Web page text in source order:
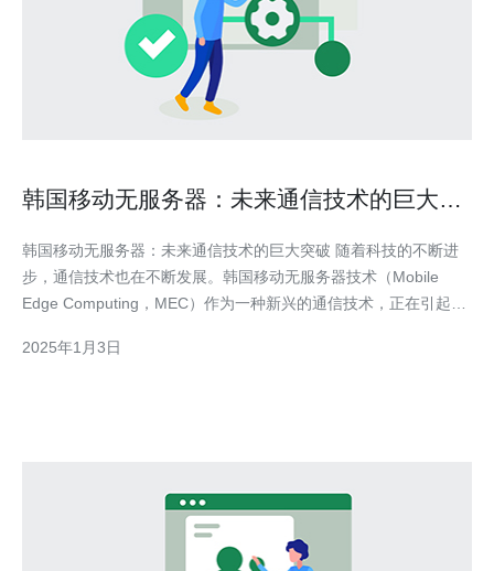
韩国移动无服务器：未来通信技术的巨大突
韩国移动无服务器：未来通信技术的巨大突破 随着科技的不断进
步，通信技术也在不断发展。韩国移动无服务器技术（Mobile
Edge Computing，MEC）作为一种新兴的通信技术，正在引起全
以及未来的应用前景。
2025年1月3日